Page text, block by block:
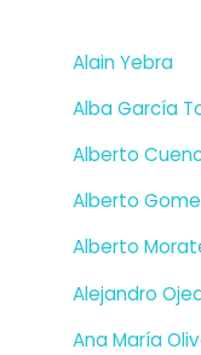
Alain Yebra
Alba García
Alberto
Alberto
Alberto
Alejandro
Ana María